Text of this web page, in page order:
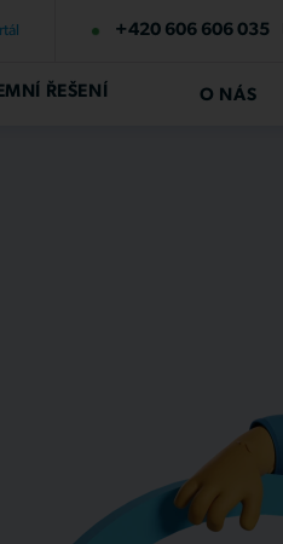
+420 606 606 035
ŘEŠENÍ O NÁS